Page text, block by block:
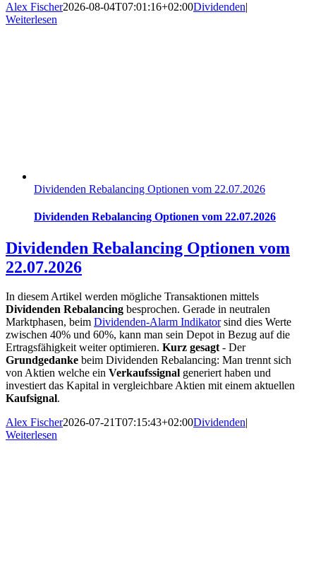
Alex Fischer2026-08-04T07:01:16+02:00Dividenden|
Weiterlesen
Dividenden Rebalancing Optionen vom 22.07.2026
Dividenden Rebalancing Optionen vom 22.07.2026
Dividenden Rebalancing Optionen vom
22.07.2026
In diesem Artikel werden mögliche Transaktionen mittels
Dividenden Rebalancing besprochen. Gerade in neutralen
Marktphasen, beim Dividenden-Alarm Indikatorsind dies Werte
zwischen 40% und 60%, kann man sein Depot in Bezug auf die
Ertragsfähigkeit weiter optimieren. Kurz gesagt- Der
Grundgedanke beim Dividenden Rebalancing: Man trennt sich
von Aktien welche ein Verkaufssignal generiert haben und
investiert das Kapital in vergleichbare Aktien mit einem aktuellen
Kaufsignal.
Alex Fischer2026-07-21T07:15:43+02:00Dividenden
Weiterlesen